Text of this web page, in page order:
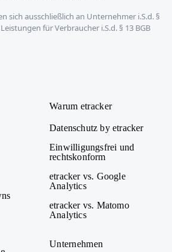
sich ausschließlich an Unternehmer i.S.d. §
für Verbraucher i.S.d. § 13 BGB
Warum etracker
Datenschutz by etracker
Einwilligungsfrei und
rechtskonform
etracker vs. Google
Analytics
etracker vs. Matomo
Analytics
Unternehmen